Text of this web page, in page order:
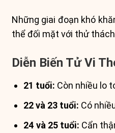
Những giai đoạn khó
thể đối mặt với thử
Diễn Biến Tử Vi
21 tuổi: Còn nhiều lo
22 và 23 tuổi: Có
24 và 25 tuổi: Cẩn